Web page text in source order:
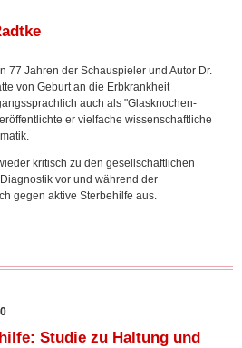
77 Jahren der Schauspieler und Autor Dr.
von Geburt an die Erbkrankheit
auch als "Glasknochen-
er vielfache wissenschaftliche
kritisch zu den gesellschaftlichen
vor und während der
gegen aktive Sterbehilfe aus.
Studie zu Haltung und